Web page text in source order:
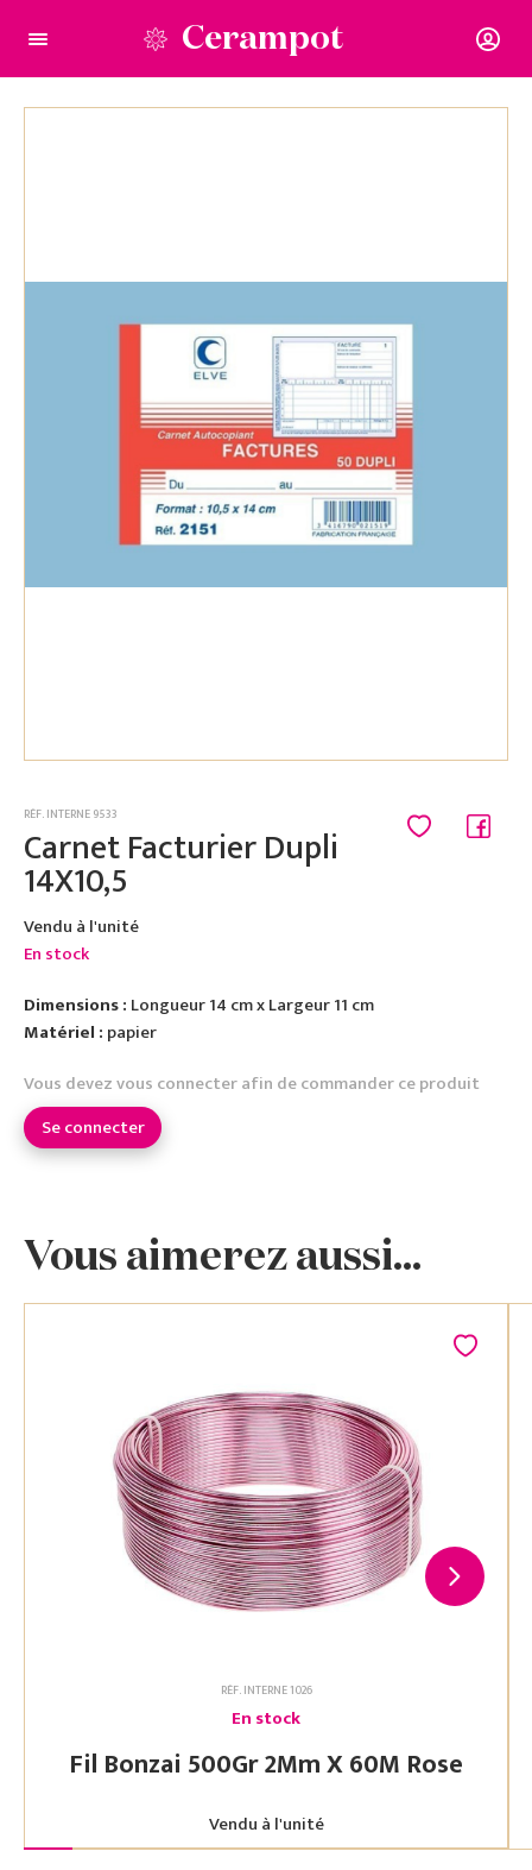
Cerampot
RÉF. INTERNE 9533
Carnet Facturier Dupli
14X10,5
Vendu à l'unité
En stock
Dimensions : Longueur 14 cm x Largeur 11 cm
Matériel : papier
Vous devez vous connecter afin de commander ce produit
Se connecter
Vous aimerez aussi...
RÉF. INTERNE 1026
En stock
Fil Bonzai 500Gr 2Mm X 60M Rose
Vendu à l'unité